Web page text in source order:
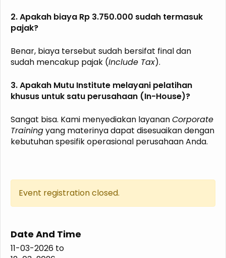
2. Apakah biaya Rp 3.750.000 sudah termasuk
pajak?
Benar, biaya tersebut sudah bersifat final dan
sudah mencakup pajak (Include Tax).
3. Apakah Mutu Institute melayani pelatihan
khusus untuk satu perusahaan (In-House)?
Sangat bisa. Kami menyediakan layananCorporate
Trainingyang materinya dapat disesuaikan dengan
kebutuhan spesifik operasional perusahaan Anda.
Event registration closed.
Date And Time
11-03-2026 to